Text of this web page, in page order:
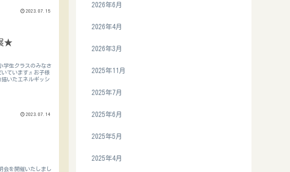
2023.07.15
★
学生クラスのみなさ
いています♬お子様
いたエネルギッシ
2023.07.14
会を開催いたしまし
2026年6月
2026年4月
2026年3月
2025年11月
2025年7月
2025年6月
2025年5月
2025年4月